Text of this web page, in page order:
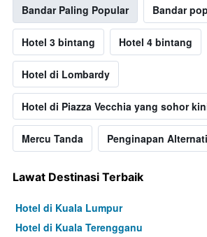
Bandar Paling Popular Bandar
Hotel 3 bintang Hotel 4 bintang
Hotel di Lombardy
Hotel di Piazza Vecchia yang sohor
Mercu Tanda Penginapan
Lawat Destinasi Terbaik
Hotel di Kuala Lumpur
Hotel di Kuala Terengganu